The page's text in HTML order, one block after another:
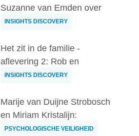
Suzanne van Emden over
12,5 jaar ...
INSIGHTS DISCOVERY
Het zit in de familie -
aflevering 2: Rob en
Hanneke van der...
INSIGHTS DISCOVERY
Marije van Duijne Strobosch
en Miriam Kristalijn:
'Psycholog...
PSYCHOLOGISCHE VEILIGHEID